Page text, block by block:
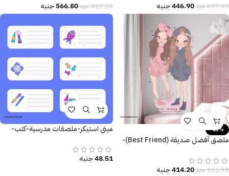
697.60جنيه446.90جنيه 817.50جنيه566.80جنيه
-25%
ملصق أفضل صديقة (Best Friend)-
555.90جنيه414.20جنيه
ميني استيكر-ملصقات مدرسية-كتب-
48.51جنيه